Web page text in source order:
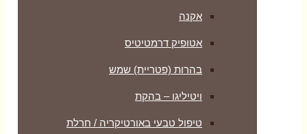
אקנה
אטופיק דרמטיטיס
בהרות (פטריית) שמש
ויטיליגו – בהקת
טיפול טבעי באורטיקריה / חרלת